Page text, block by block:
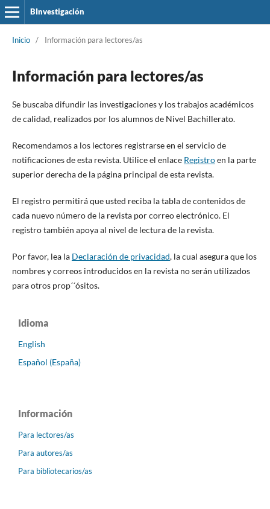
BInvestigación
Inicio / Información para lectores/as
Información para lectores/as
Se buscaba difundir las investigaciones y los trabajos académicos
de calidad, realizados por los alumnos de Nivel Bachillerato.
Recomendamos a los lectores registrarse en el servicio de
notificaciones de esta revista. Utilice el enlace Registroen la parte
superior derecha de la página principal de esta revista.
El registro permitirá que usted reciba la tabla de contenidos de
cada nuevo número de la revista por correo electrónico. El
registro también apoya al nivel de lectura de la revista.
Por favor, lea la Declaración de privacidad, la cual asegura que los
nombres y correos introducidos en la revista no serán utilizados
para otros prop´´ósitos.
Idioma
English
Español (España)
Información
Para lectores/as
Para autores/as
Para bibliotecarios/as